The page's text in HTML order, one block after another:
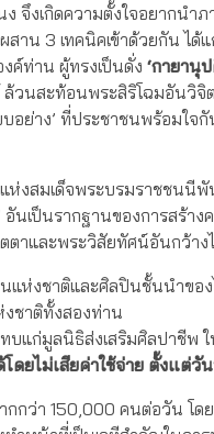
งเกิดความตั้งใจอยากนำ
าน 3 เทคนิคเข้าด้วยกัน ได้แ
ค์ท่าน ผู้ทรงเป็นดั่ง ‘กายานุ
วนสะท้อนพระสิริโฉมอันวิจิ
อย่าง’ ที่ประชาชนพร้อมใจ
งสมเด็จพระบรมราชชนนีพั
นเป็นรากฐานของการสร้า
าและพระวิสัยทัศน์อันกว้า
แห่งชาติและศิลปินชั้นนำข
ชาติทั้งสองท่าน
บแก่มูลนิธิส่งเสริมศิลปาชีพ
โดยไม่เสียค่าใช้จ่าย ตั้งแ
กว่า 150,000 คนต่อวัน โ